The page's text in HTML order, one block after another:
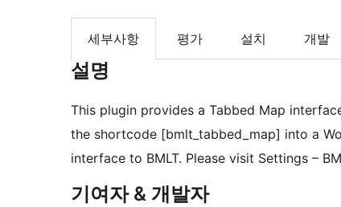
세부사항 평가 설치 개발
설명
This plugin provides a Tabbed Map
the shortcode [bmlt_tabbed_map] into a
interface to BMLT. Please visit Settings –
기여자 & 개발자